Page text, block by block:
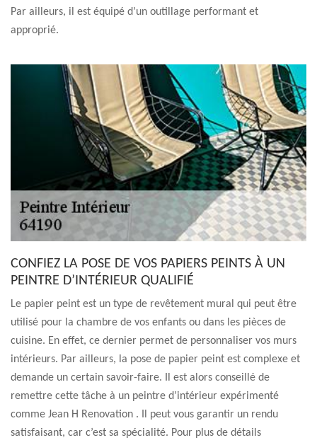
Par ailleurs, il est équipé d’un outillage performant et
approprié.
CONFIEZ LA POSE DE VOS PAPIERS PEINTS À UN
PEINTRE D’INTÉRIEUR QUALIFIÉ
Le papier peint est un type de revêtement mural qui peut être
utilisé pour la chambre de vos enfants ou dans les pièces de
cuisine. En effet, ce dernier permet de personnaliser vos murs
intérieurs. Par ailleurs, la pose de papier peint est complexe et
demande un certain savoir-faire. Il est alors conseillé de
remettre cette tâche à un peintre d’intérieur expérimenté
comme Jean H Renovation . Il peut vous garantir un rendu
satisfaisant, car c’est sa spécialité. Pour plus de détails